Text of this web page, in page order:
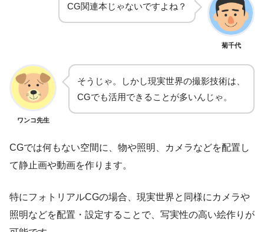
CG関連本じゃないですよね？
菊千代
ワンコ先生
そうじゃ。しかし現実世界の撮影技術は、
CGでも活用できることが多いんじゃ。
CGでは何もない空間に、物や照明、カメラなどを配置し
て静止画や動画を作ります。
特にフォトリアルCGの場合、現実世界と同様にカメラや
照明などを配置・設定することで、写実性の高い絵作りが